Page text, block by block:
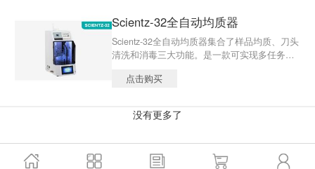
Scientz-32全自动均质器
Scientz-32全自动均质器集合了样品均质、刀头
清洗和消毒三大功能。是一款可实现多任务的
大提高了样品前处理效率。对于每天要处理多
低，均质速度快和安全性高等优势。可广泛应
用于食品安全等领域。
点击购买
没有更多了